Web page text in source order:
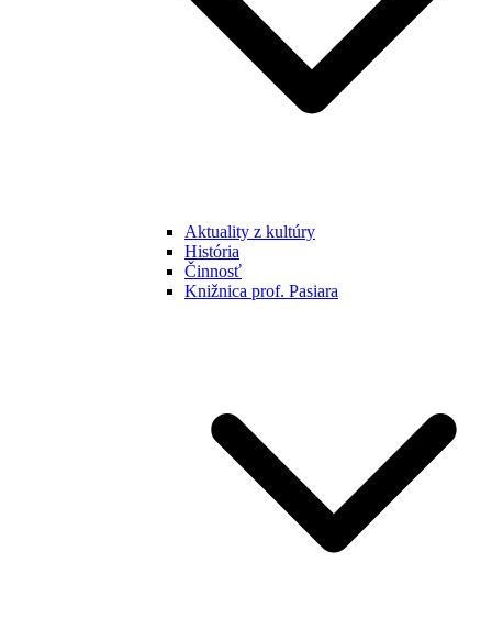
Aktuality z kultúry
História
Činnosť
Knižnica prof. Pasiara